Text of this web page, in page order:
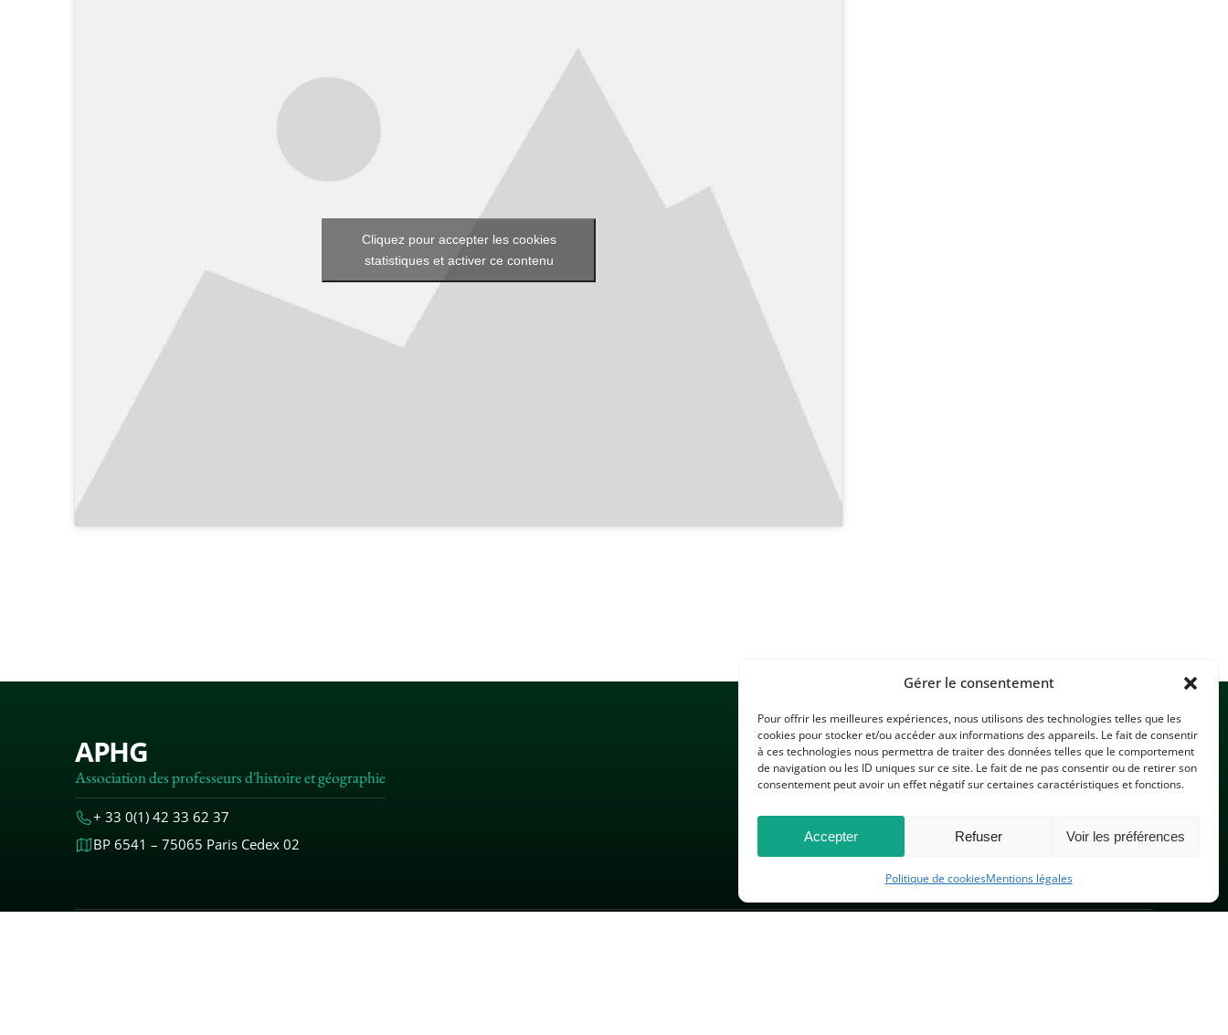
Gérer le consentement
Pour offrir les meilleures expériences, nous utilisons des technologies telles que les
cookies pour stocker et/ou accéder aux informations des appareils. Le fait de consentir
à ces technologies nous permettra de traiter des données telles que le comportement
de navigation ou les ID uniques sur ce site. Le fait de ne pas consentir ou de retirer son
consentement peut avoir un effet négatif sur certaines caractéristiques et fonctions.
Accepter Refuser Voir les préférences
Politique de cookiesMentions légales
Cliquez pour accepter les cookies
statistiques et activer ce contenu
APHG
Association des professeurs d'histoire et géographie
+ 33 0(1) 42 33 62 37
BP 6541 – 75065 Paris Cedex 02